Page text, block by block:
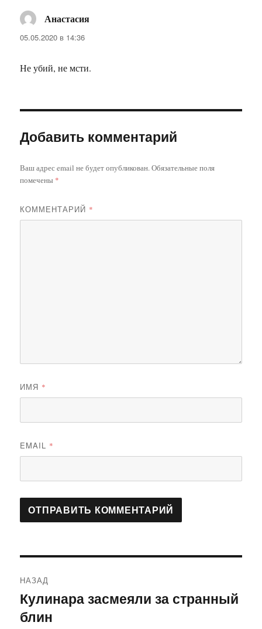
Анастасия
05.05.2020 в 14:36
Не убий, не мсти.
Добавить комментарий
Ваш адрес email не будет опубликован.Обязательные поля
помечены *
КОММЕНТАРИЙ *
ИМЯ *
EMAIL *
по
записям
НАЗАД
Предыдущая
запись:
Кулинара засмеяли за странный
блин